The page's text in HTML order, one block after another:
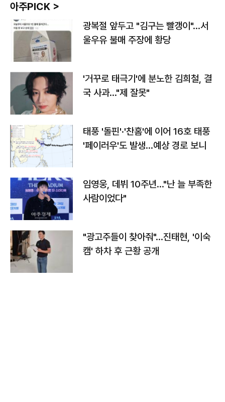
아주PICK >
광복절 앞두고 "김구는 빨갱이"…서
울우유 불매 주장에 황당
'거꾸로 태극기'에 분노한 김희철, 결
국 사과…"제 잘못"
태풍 '돌핀'·'찬홈'에 이어 16호 태풍
'페이러우'도 발생…예상 경로 보니
임영웅, 데뷔 10주년…"난 늘 부족한
사람이었다"
"광고주들이 찾아줘"…진태현, '이숙
캠' 하차 후 근황 공개